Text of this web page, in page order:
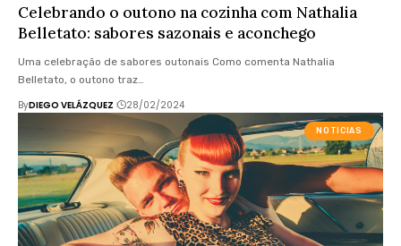
Celebrando o outono na cozinha com Nathalia
Belletato: sabores sazonais e aconchego
Uma celebração de sabores outonais Como comenta Nathalia
Belletato, o outono traz…
ByDIEGO VELÁZQUEZ 28/02/2024
NOTICIAS